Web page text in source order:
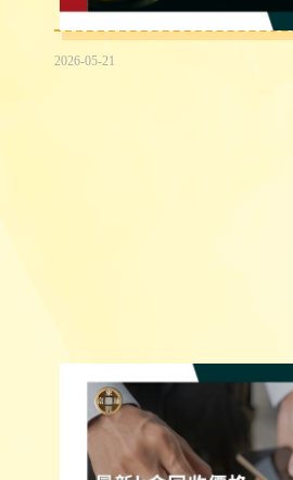
2026-05-21
備什麼？賣黃金注意事項